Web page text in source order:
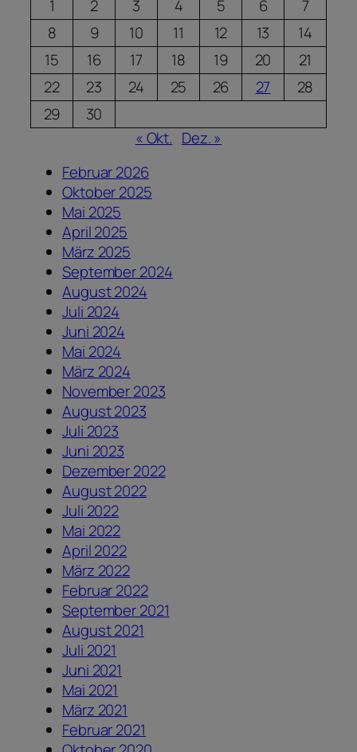
1
2 3 4 5 6
7
8
9 10 11 12 13
14
15
16 17 18 19 20
21
22
23 24 25 26 27
28
29
30
« Okt. Dez. »
Februar 2026
Oktober 2025
Mai 2025
April 2025
März 2025
September 2024
August 2024
Juli 2024
Juni 2024
Mai 2024
März 2024
November 2023
August 2023
Juli 2023
Juni 2023
Dezember 2022
August 2022
Juli 2022
Mai 2022
April 2022
März 2022
Februar 2022
September 2021
August 2021
Juli 2021
Juni 2021
Mai 2021
März 2021
Februar 2021